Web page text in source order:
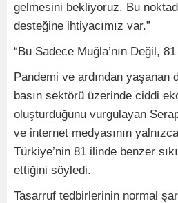
gelmesini bekliyoruz. Bu
desteğine ihtiyacımız var.”
“Bu Sadece Muğla’nın Değil,
Pandemi ve ardından yaşanan
basın sektörü üzerinde ciddi
oluşturduğunu vurgulayan
ve internet medyasının
Türkiye’nin 81 ilinde benzer
ettiğini söyledi.
Tasarruf tedbirlerinin normal